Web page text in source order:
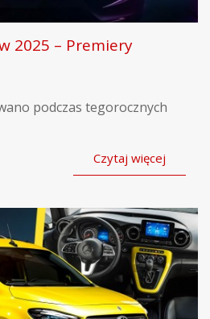
2025 – Premiery
podczas tegorocznych
Czytaj więcej